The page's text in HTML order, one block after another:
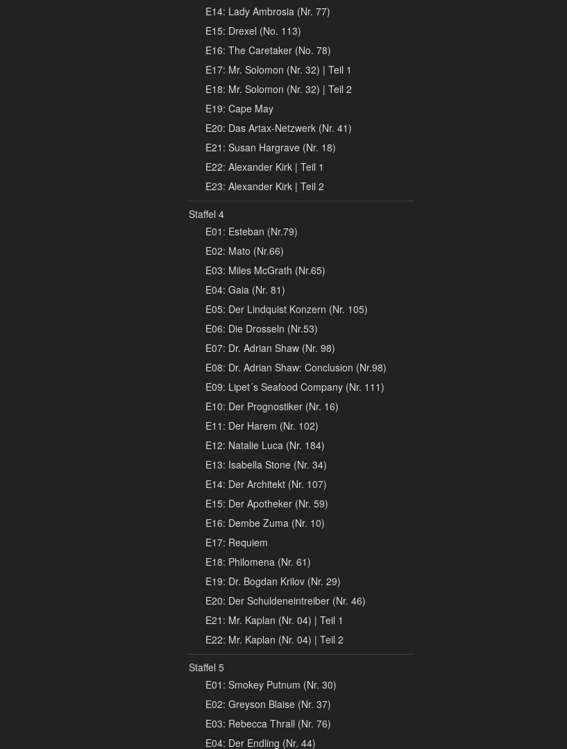
E14: Lady Ambrosia (Nr. 77)
E15: Drexel (No. 113)
E16: The Caretaker (No. 78)
E17: Mr. Solomon (Nr. 32) | Teil 1
E18: Mr. Solomon (Nr. 32) | Teil 2
E19: Cape May
E20: Das Artax-Netzwerk (Nr. 41)
E21: Susan Hargrave (Nr. 18)
E22: Alexander Kirk | Teil 1
E23: Alexander Kirk | Teil 2
Staffel 4
E01: Esteban (Nr.79)
E02: Mato (Nr.66)
E03: Miles McGrath (Nr.65)
E04: Gaia (Nr. 81)
E05: Der Lindquist Konzern (Nr. 105)
E06: Die Drosseln (Nr.53)
E07: Dr. Adrian Shaw (Nr. 98)
E08: Dr. Adrian Shaw: Conclusion (Nr.98)
E09: Lipet´s Seafood Company (Nr. 111)
E10: Der Prognostiker (Nr. 16)
E11: Der Harem (Nr. 102)
E12: Natalie Luca (Nr. 184)
E13: Isabella Stone (Nr. 34)
E14: Der Architekt (Nr. 107)
E15: Der Apotheker (Nr. 59)
E16: Dembe Zuma (Nr. 10)
E17: Requiem
E18: Philomena (Nr. 61)
E19: Dr. Bogdan Krilov (Nr. 29)
E20: Der Schuldeneintreiber (Nr. 46)
E21: Mr. Kaplan (Nr. 04) | Teil 1
E22: Mr. Kaplan (Nr. 04) | Teil 2
Staffel 5
E01: Smokey Putnum (Nr. 30)
E02: Greyson Blaise (Nr. 37)
E03: Rebecca Thrall (Nr. 76)
E04: Der Endling (Nr. 44)